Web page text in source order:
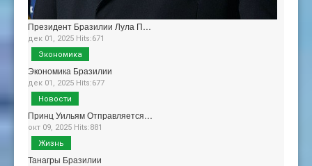
Президент Бразилии Лула П…
дек 01, 2025 Hits:671
Экономика Бразилии
дек 01, 2025 Hits:677
Экономика
Принц Уильям Отправляется…
окт 09, 2025 Hits:881
Новости
Танагры Бразилии
Жизнь